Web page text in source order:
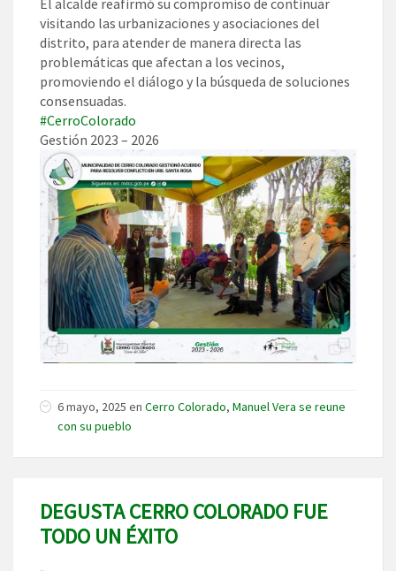
El alcalde reafirmó su compromiso de continuar
visitando las urbanizaciones y asociaciones del
distrito, para atender de manera directa las
problemáticas que afectan a los vecinos,
promoviendo el diálogo y la búsqueda de soluciones
consensuadas.
#CerroColorado
Gestión 2023 – 2026
6 mayo, 2025 en Cerro Colorado, Manuel Vera se reune
con su pueblo
DEGUSTA CERRO COLORADO FUE
TODO UN ÉXITO